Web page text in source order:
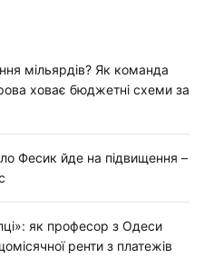
мільярдів? Як команда
ховає бюджетні схеми за
Фесик йде на підвищення –
як професор з Одеси
ренти з платежів